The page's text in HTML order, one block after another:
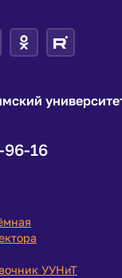
96-16
УУНиТ